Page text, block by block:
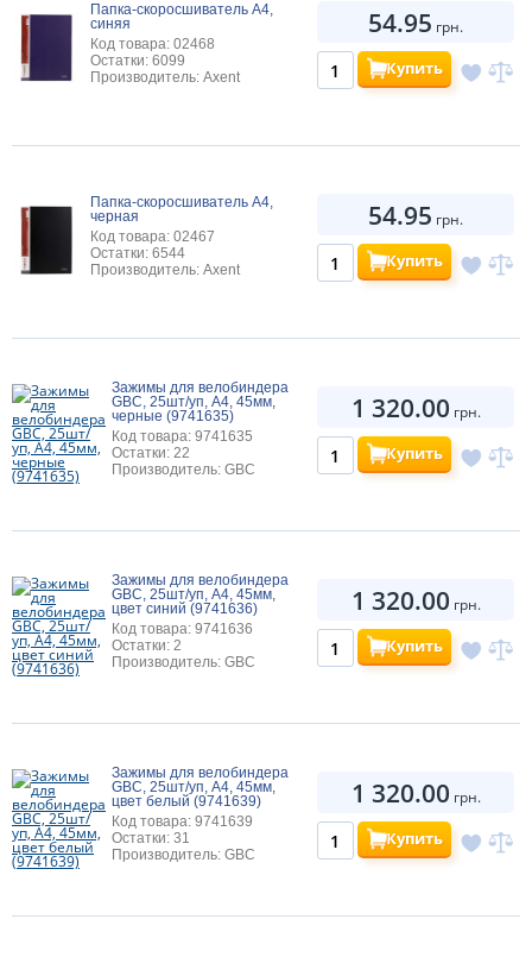
Папка-скоросшиватель А4,
синяя
Код товара: 02468
Остатки: 6099
Производитель: Axent
54.95 грн.
Купить
Папка-скоросшиватель А4,
черная
Код товара: 02467
Остатки: 6544
Производитель: Axent
54.95 грн.
Купить
Зажимы для велобиндера
GBC, 25шт/уп, A4, 45мм,
черные (9741635)
Код товара: 9741635
Остатки: 22
Производитель: GBC
1 320.00 грн.
Купить
Зажимы для велобиндера
GBC, 25шт/уп, A4, 45мм,
цвет синий (9741636)
Код товара: 9741636
Остатки: 2
Производитель: GBC
1 320.00 грн.
Купить
Зажимы для велобиндера
GBC, 25шт/уп, A4, 45мм,
цвет белый (9741639)
Код товара: 9741639
Остатки: 31
Производитель: GBC
1 320.00 грн.
Купить